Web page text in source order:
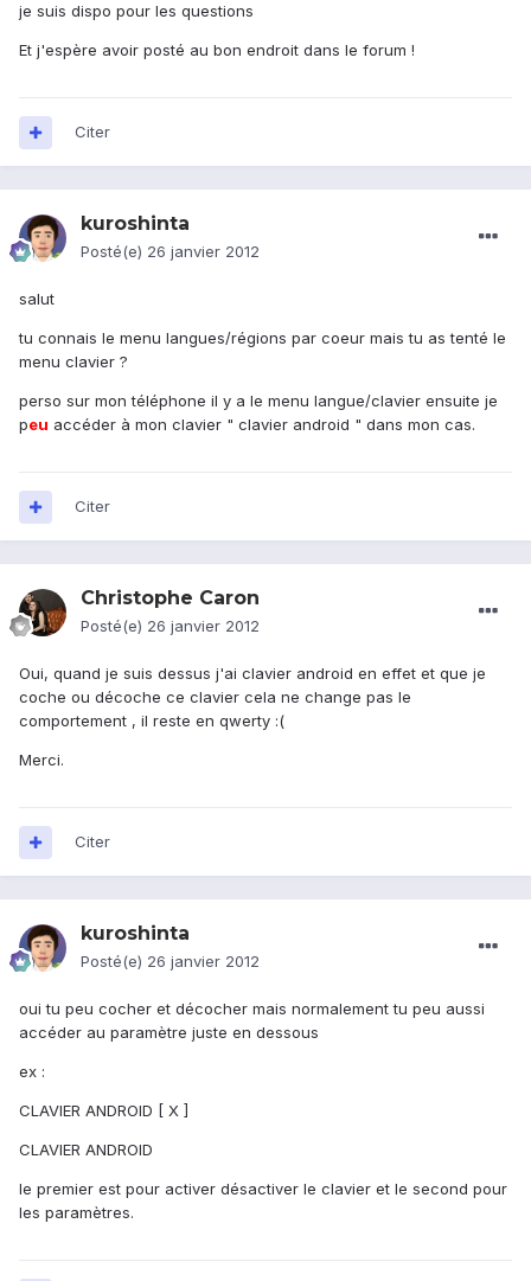
je suis dispo pour les questions
Et j'espère avoir posté au bon endroit dans le forum !
Citer
kuroshinta
Posté(e) 26 janvier 2012
salut
tu connais le menu langues/régions par coeur mais tu as tenté le
menu clavier ?
perso sur mon téléphone il y a le menu langue/clavier ensuite je
peu accéder à mon clavier " clavier android " dans mon cas.
Citer
Christophe Caron
Posté(e) 26 janvier 2012
Oui, quand je suis dessus j'ai clavier android en effet et que je
coche ou décoche ce clavier cela ne change pas le
comportement , il reste en qwerty :(
Merci.
Citer
kuroshinta
Posté(e) 26 janvier 2012
oui tu peu cocher et décocher mais normalement tu peu aussi
accéder au paramètre juste en dessous
ex :
CLAVIER ANDROID [ X ]
CLAVIER ANDROID
le premier est pour activer désactiver le clavier et le second pour
les paramètres.